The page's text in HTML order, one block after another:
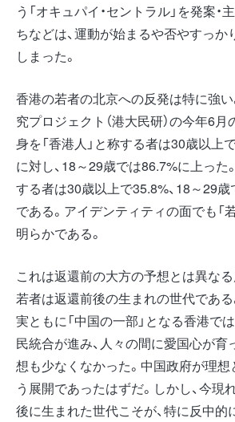
う「オキュパイ・セントラル」を発案
ちなどは、運動が始まるや否やすっか
しまった。
香港の若者の北京への反発は特に強
究プロジェクト（港大民研）の今年6月
身を「香港人」と称する者は30歳以上
に対し、18～29歳では86.7%に上った
する者は30歳以上で35.8%、18～29
である。アイデンティティの面でも「
明らかである。
これは返還前の大方の予想とは異な
若者は返還前後の生まれの世代である
実ともに「中国の一部」となる香港で
民統合が進み、人々の間に愛国心が育
想も少なくなかった。中国政府が理
う展開であったはずだ。しかし、今現
後に生まれた世代こそが、特に反中的